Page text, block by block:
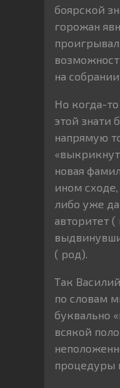
боярской
горожан
на
Но когда-
этой знати
напрямую
новая
ином
либо уже
авторитет
( род).
Так
по словам
буквально
всякой
процедуры